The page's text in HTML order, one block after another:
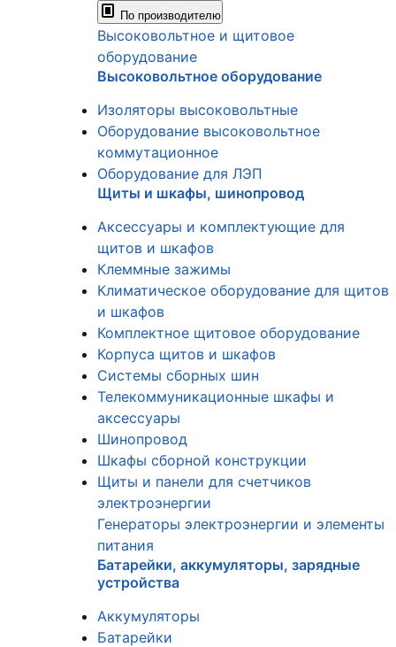
По производителю
Высоковольтное и щитовое
оборудование
Высоковольтное оборудование
Изоляторы высоковольтные
Оборудование высоковольтное
коммутационное
Оборудование для ЛЭП
Щиты и шкафы, шинопровод
Аксессуары и комплектующие для
щитов и шкафов
Клеммные зажимы
Климатическое оборудование для щитов
и шкафов
Комплектное щитовое оборудование
Корпуса щитов и шкафов
Системы сборных шин
Телекоммуникационные шкафы и
аксессуары
Шинопровод
Шкафы сборной конструкции
Щиты и панели для счетчиков
электроэнергии
Генераторы электроэнергии и элементы
питания
Батарейки, аккумуляторы, зарядные
устройства
Аккумуляторы
Батарейки